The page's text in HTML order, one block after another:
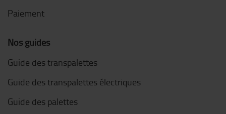
Paiement
Nos guides
Guide des transpalettes
Guide des transpalettes électriques
Guide des palettes